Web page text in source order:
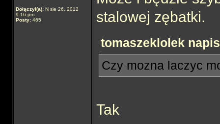
Dołączył(a): N sie 26, 2012
9:16 pm
Posty: 465
stalowej zębatki.
tomaszeklolek
Czy mozna laczyc
Tak